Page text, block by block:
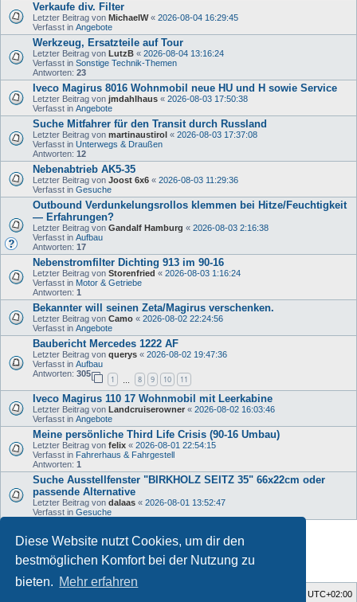
Diese Website nutzt Cookies, um dir den
bestmöglichen Komfort bei der Nutzung zu
bieten. Mehr erfahren
Verkaufe div. Filter
Letzter Beitrag von MichaelW« 2026-08-04 16:29:45
Verfasst in Angebote
Werkzeug, Ersatzteile auf Tour
Letzter Beitrag von LutzB « 2026-08-04 13:16:24
Verfasst in Sonstige Technik-Themen
Antworten: 23
Iveco Magirus 8016 Wohnmobil neue HU und H sowie Service
Letzter Beitrag von jmdahlhaus « 2026-08-03 17:50:38
Verfasst in Angebote
Suche Mitfahrer für den Transit durch Russland
Letzter Beitrag von martinaustirol « 2026-08-03 17:37:08
Verfasst in Unterwegs & Draußen
Antworten: 12
Nebenabtrieb AK5-35
Letzter Beitrag von Joost 6x6 « 2026-08-03 11:29:36
Verfasst in Gesuche
Outbound Verdunkelungsrollos klemmen bei Hitze/Feuchtigkeit
— Erfahrungen?
Letzter Beitrag von Gandalf Hamburg « 2026-08-03 2:16:38
Verfasst in Aufbau
Antworten: 17
Nebenstromfilter Dichting 913 im 90-16
Letzter Beitrag von Storenfried « 2026-08-03 1:16:24
Verfasst in Motor & Getriebe
Antworten: 1
Bekannter will seinen Zeta/Magirus verschenken.
Letzter Beitrag von Camo « 2026-08-02 22:24:56
Verfasst in Angebote
Baubericht Mercedes 1222 AF
Letzter Beitrag von querys « 2026-08-02 19:47:36
Verfasst in Aufbau
Antworten: 305
1 8 9 10 11
Iveco Magirus 110 17 Wohnmobil mit Leerkabine
Letzter Beitrag von Landcruiserowner « 2026-08-02 16:03:46
Verfasst in Angebote
Meine persönliche Third Life Crisis (90-16 Umbau)
Letzter Beitrag von felix « 2026-08-01 22:54:15
Verfasst in Fahrerhaus & Fahrgestell
Antworten: 1
Suche Ausstellfenster "BIRKHOLZ SEITZ 35" 66x22cm oder
passende Alternative
Letzter Beitrag von dalaas « 2026-08-01 13:52:47
Verfasst in Gesuche
Die Suche ergab 34 Treffer • Seite1von
UTC+02:00